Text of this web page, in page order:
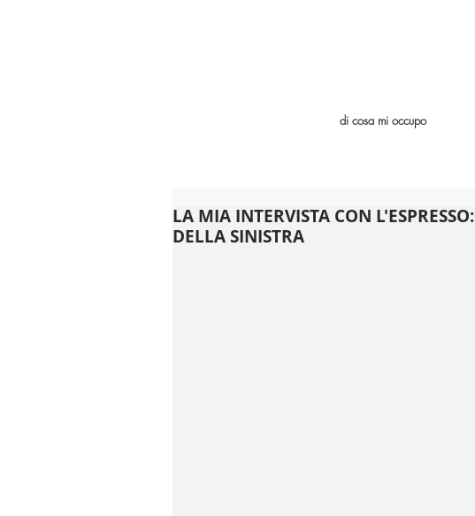
di cosa mi occupo
LA MIA INTERVISTA CON
DELLA SINISTRA